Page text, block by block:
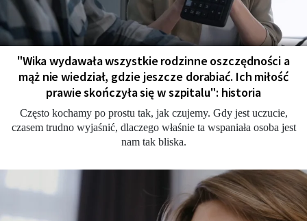
"Wika wydawała wszystkie rodzinne oszczędności a
mąż nie wiedział, gdzie jeszcze dorabiać. Ich miłość
prawie skończyła się w szpitalu": historia
Często kochamy po prostu tak, jak czujemy. Gdy jest uczucie,
czasem trudno wyjaśnić, dlaczego właśnie ta wspaniała osoba jest
nam tak bliska.